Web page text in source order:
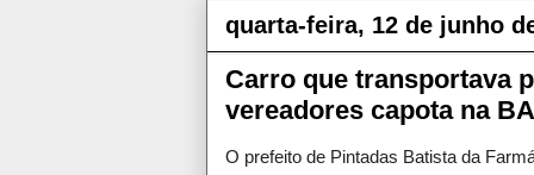
quarta-feira, 12 de junho
Carro que transportava
vereadores capota na
O prefeito de Pintadas Batista da